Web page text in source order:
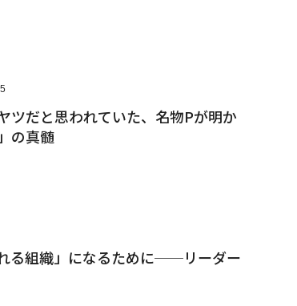
ツだと思われていた、名物Pが明か
の真髄
る組織」になるために──リーダー